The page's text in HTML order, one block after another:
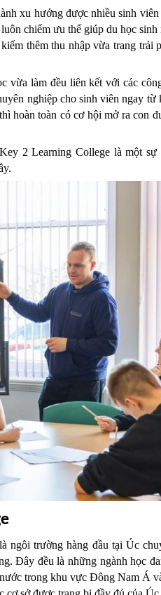
xu hướng được nhiều sinh
chiếm ưu thế giúp du học sinh
thêm thu nhập vừa trang trải
vừa làm đều liên kết với các
nghiệp cho sinh viên ngay từ
hoàn toàn có cơ hội mở ra con
2 Learning College là một sự
ngôi trường hàng đầu tại Úc
Đây đều là những ngành học
trong khu vực Đông Nam Á